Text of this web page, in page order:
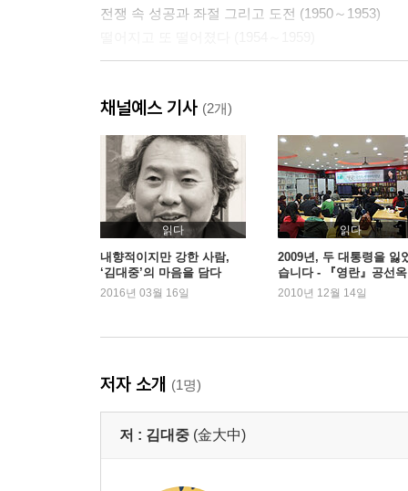
전쟁 속 성공과 좌절 그리고 도전 (1950～1953)
무너진 이승만 정권 (1959～1960. 4. 19)
선량한 총리 곁을 지킨 열정의 대변인 (1960. 4 ～
5?16, 어둠의 시간들 (1961. 5～1962. 5)
영원한 동지 ‘5월 신부’ (1962. 5～1963. 10)
호남이 당선시킨 박정희 대통령 (1963～1964)
독선, 무능, 거짓과 싸우다 (1964～1967)
목포의 전쟁 (1967)
40대 대통령 후보 (1968～1970)
“총통 시대가 온다” (1971)
유세 대장정 (1971)
언론에서 사라진 ‘김대중’ (1971)
10월 유신과 망명 (1972)
채널예스 기사 (2개)
읽다
내향적이지만 강한 사람,
‘김대중’의 마음을 담다
2016년 03월 16일
읽다
2009년, 두 대통령을 잃
습니다 - 『영란』공선옥
2010년 12월 14일
저자 소개 (1명)
저 : 김대중 (金大中)